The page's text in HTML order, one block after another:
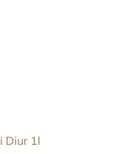
Diur 1l